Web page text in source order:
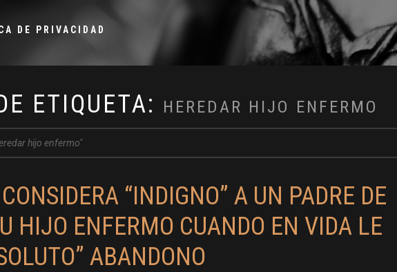
DE PRIVACIDAD
ETIQUETA: HEREDAR HIJO ENFERMO
hijo enfermo"
“INDIGNO” A UN PADRE DE
HIJO ENFERMO CUANDO EN VIDA LE
ABANDONO